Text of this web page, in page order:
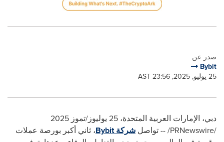
صدر عن
Bybit
25 يوليو, 2025, 23:56 AST
دبي، الإمارات العربية المتحدة، 25 يوليوز/تموز 2025
/
PRNewswire
/ --تواصل شركةBybit، ثاني أكبر بورصة عملات